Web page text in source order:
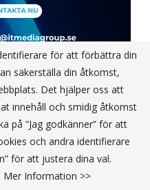
för att förbättra din
säkerställa din åtkomst,
Det hjälper oss att
innehåll och smidig åtkomst
på ”Jag godkänner” för att
och andra identifierare
för att justera dina val.
Mer Information >>